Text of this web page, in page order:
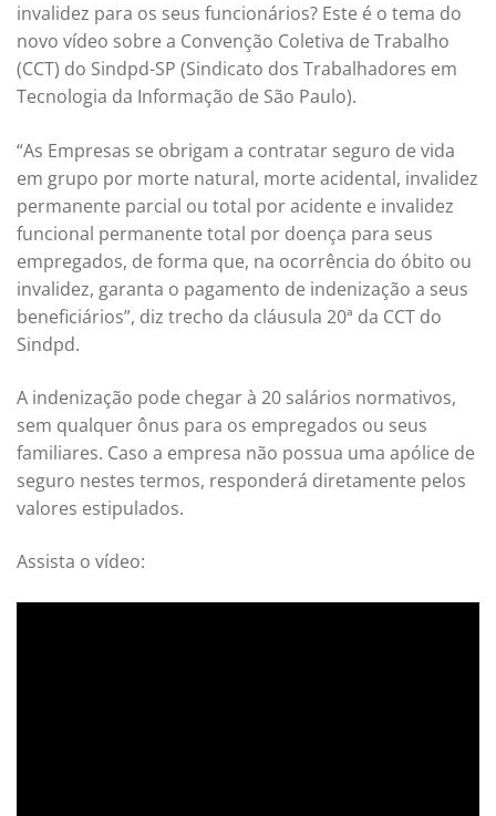
invalidez para os seus funcionários? Este é o tema do
novo vídeo sobre a Convenção Coletiva de Trabalho
(CCT) do Sindpd-SP (Sindicato dos Trabalhadores em
Tecnologia da Informação de São Paulo).
“As Empresas se obrigam a contratar seguro de vida
em grupo por morte natural, morte acidental, invalidez
permanente parcial ou total por acidente e invalidez
funcional permanente total por doença para seus
empregados, de forma que, na ocorrência do óbito ou
invalidez, garanta o pagamento de indenização a seus
beneficiários”, diz trecho da cláusula 20ª da CCT do
Sindpd.
A indenização pode chegar à 20 salários normativos,
sem qualquer ônus para os empregados ou seus
familiares. Caso a empresa não possua uma apólice de
seguro nestes termos, responderá diretamente pelos
valores estipulados.
Assista o vídeo: